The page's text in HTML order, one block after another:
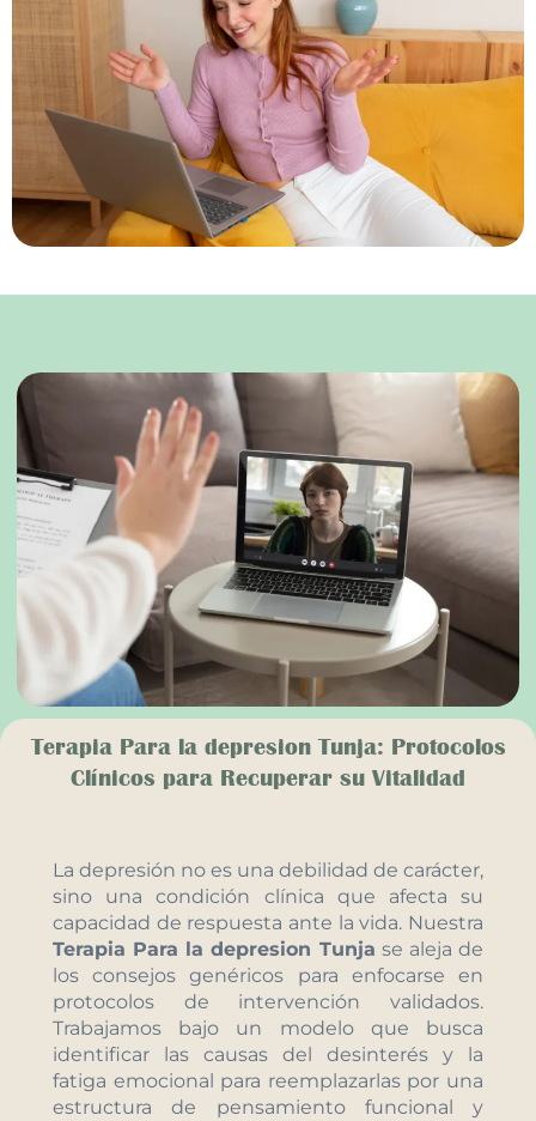
Terapia Para la depresion Tunja: Protocolos
Clínicos para Recuperar su Vitalidad
La depresión no es una debilidad de carácter,
sino una condición clínica que afecta su
capacidad de respuesta ante la vida. Nuestra
Terapia Para la depresion Tunja se aleja de
los consejos genéricos para enfocarse en
protocolos de intervención validados.
Trabajamos bajo un modelo que busca
identificar las causas del desinterés y la
fatiga emocional para reemplazarlas por una
estructura de pensamiento funcional y